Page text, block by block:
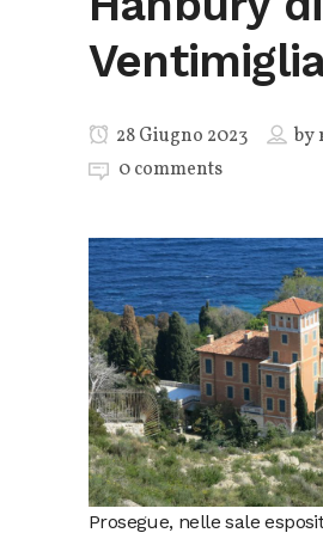
28 Giugno 2023 by
0 comments
Prosegue, nelle sale